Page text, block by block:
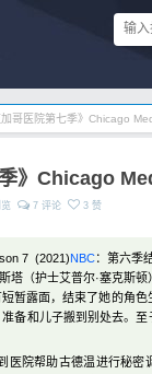
哥医院第七季》Chicago
》Chicago
7 评论 3 赞
7 (2021)NBC：第六季
塔（护士艾普尔·塞克斯顿
暂露面，结束了她的角
备和儿子搬到别处去。至
医院帮助古德温进行秘密